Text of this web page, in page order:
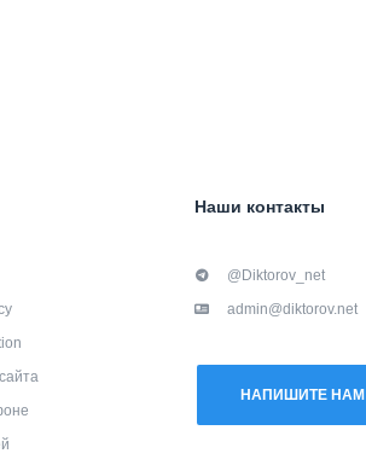
Наши контакты
@Diktorov_net
admin@diktorov.net
НАПИШИТЕ НАМ